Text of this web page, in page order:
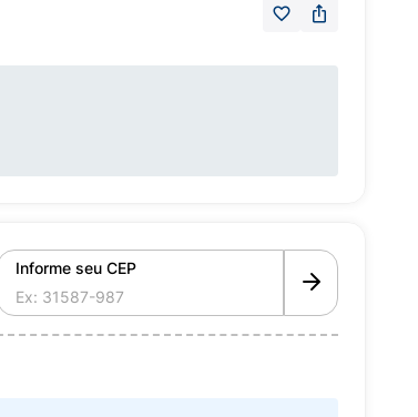
Informe seu CEP